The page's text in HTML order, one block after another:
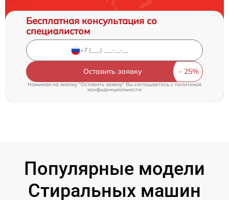
Бесплатная консультация со
специалистом
Оставить заявку
Нажимая на кнопку "Оставить заявку" Вы соглашаетесь cполитикой
конфиденциальности
Популярные модели
Стиральных машин